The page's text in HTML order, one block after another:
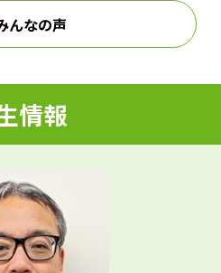
e
o
んなの声
情報